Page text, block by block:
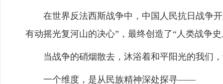
在世界反法西斯战争中，中国人民抗日战争开
有动摇光复河山的决心”，最终创造了“人类战争
当战争的硝烟散去，沐浴着和平阳光的我们，
一个维度，是从民族精神深处探寻——